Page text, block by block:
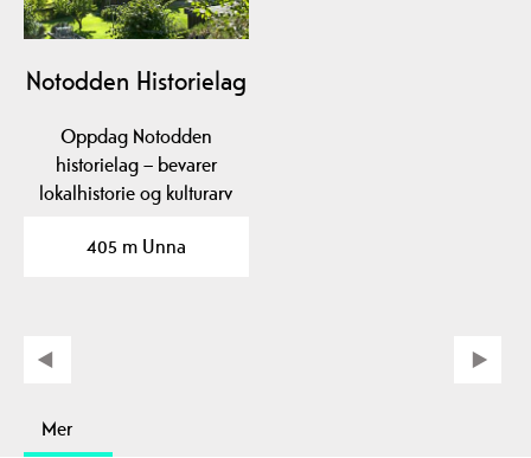
Notodden Historielag
Oppdag Notodden
historielag – bevarer
lokalhistorie og kulturarv
405 m Unna
Mer